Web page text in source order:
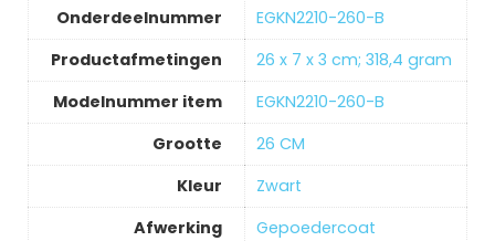
Onderdeelnummer
‎EGKN2210-260-B
Productafmetingen
‎26 x 7 x 3 cm; 318,4 gram
Modelnummer item
‎EGKN2210-260-B
Grootte
‎26 CM
Kleur
‎Zwart
Afwerking
‎Gepoedercoat